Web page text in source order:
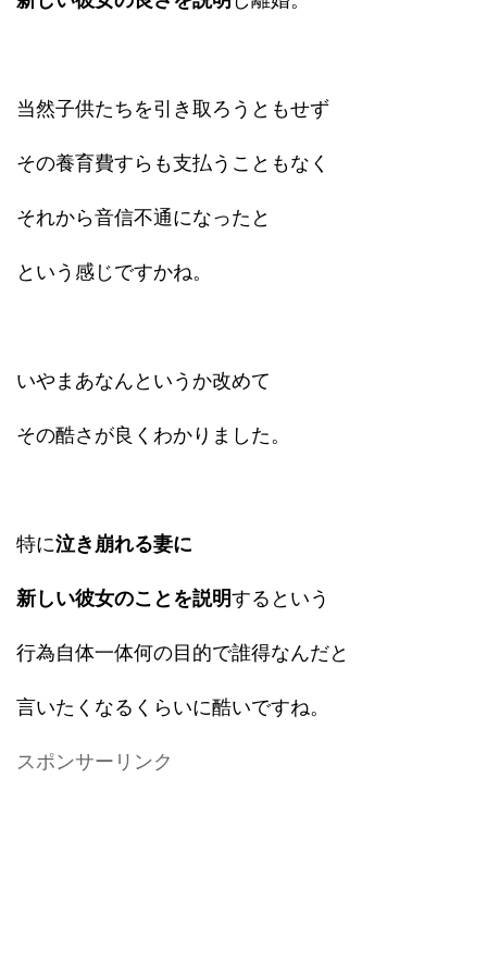
当然子供たちを引き取ろうともせず
その養育費すらも支払うこともなく
それから音信不通になったと
という感じですかね。
いやまあなんというか改めて
その酷さが良くわかりました。
特に泣き崩れる妻に
新しい彼女のことを説明するという
行為自体一体何の目的で誰得なんだと
言いたくなるくらいに酷いですね。
スポンサーリンク